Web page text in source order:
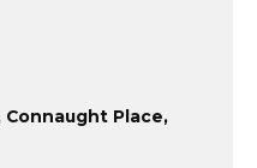
Connaught Place,